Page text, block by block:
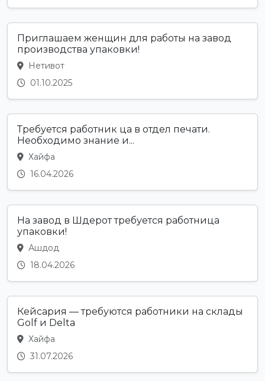
Приглашаем женщин для работы на завод
производства упаковки!
Нетивот
01.10.2025
Требуется работник ца в отдел печати.
Необходимо знание и...
Хайфа
16.04.2026
На завод в Шдерот требуется работница
упаковки!
Ашдод
18.04.2026
Кейсария — требуются работники на склады
Golf и Delta
Хайфа
31.07.2026